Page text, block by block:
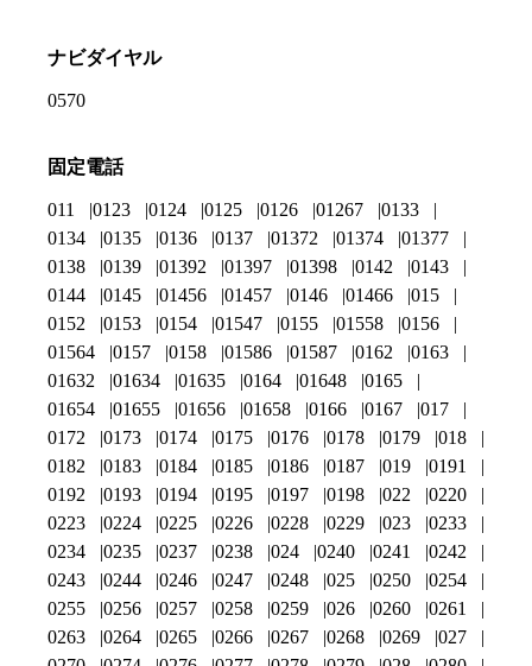
ナビダイヤル
0570
固定電話
011 0123 0124 0125 0126 01267
0133
0134
0135 0136 0137 01372 01374
01377
0138
0139 01392 01397 01398 0142
0143
0144
0145 01456 01457 0146 01466
015
0152
0153 0154 01547 0155 01558
0156
01564
0157 0158 01586 01587 0162
0163
01632
01634 01635 0164 01648
0165
01654
01655 01656 01658 0166 0167
017
0172
0173 0174 0175 0176 0178 0179
018
0182
0183 0184 0185 0186 0187 019
0191
0192
0193 0194 0195 0197 0198 022
0220
0223
0224 0225 0226 0228 0229 023
0233
0234
0235 0237 0238 024 0240 0241
0242
0243
0244 0246 0247 0248 025 0250
0254
0255
0256 0257 0258 0259 026 0260
0261
0263
0264 0265 0266 0267 0268 0269
027